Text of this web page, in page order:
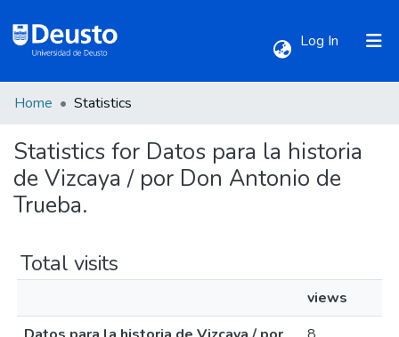
Log In (current)
All of DSpace
Home Statistics
Statistics for Datos para la historia
de Vizcaya / por Don Antonio de
Trueba.
Total visits
views